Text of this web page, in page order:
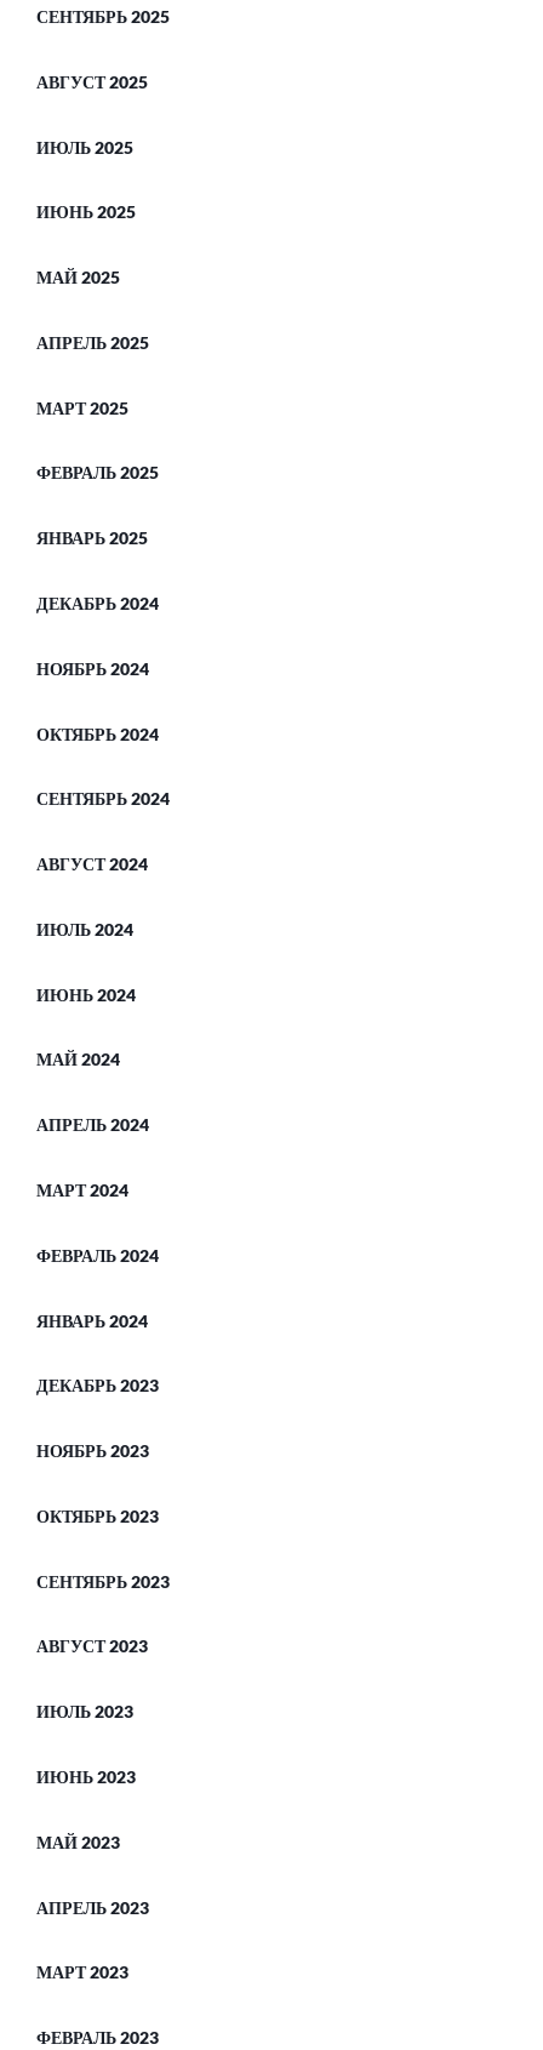
СЕНТЯБРЬ 2025
АВГУСТ 2025
ИЮЛЬ 2025
ИЮНЬ 2025
МАЙ 2025
АПРЕЛЬ 2025
МАРТ 2025
ФЕВРАЛЬ 2025
ЯНВАРЬ 2025
ДЕКАБРЬ 2024
НОЯБРЬ 2024
ОКТЯБРЬ 2024
СЕНТЯБРЬ 2024
АВГУСТ 2024
ИЮЛЬ 2024
ИЮНЬ 2024
МАЙ 2024
АПРЕЛЬ 2024
МАРТ 2024
ФЕВРАЛЬ 2024
ЯНВАРЬ 2024
ДЕКАБРЬ 2023
НОЯБРЬ 2023
ОКТЯБРЬ 2023
СЕНТЯБРЬ 2023
АВГУСТ 2023
ИЮЛЬ 2023
ИЮНЬ 2023
МАЙ 2023
АПРЕЛЬ 2023
МАРТ 2023
ФЕВРАЛЬ 2023